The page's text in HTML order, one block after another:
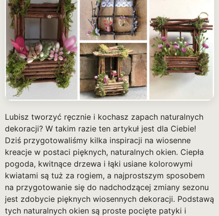
Lubisz tworzyć ręcznie i kochasz zapach naturalnych
dekoracji? W takim razie ten artykuł jest dla Ciebie!
Dziś przygotowaliśmy kilka inspiracji na wiosenne
kreacje w postaci pięknych, naturalnych okien. Ciepła
pogoda, kwitnące drzewa i łąki usiane kolorowymi
kwiatami są tuż za rogiem, a najprostszym sposobem
na przygotowanie się do nadchodzącej zmiany sezonu
jest zdobycie pięknych wiosennych dekoracji. Podstawą
tych naturalnych okien są proste pocięte patyki i